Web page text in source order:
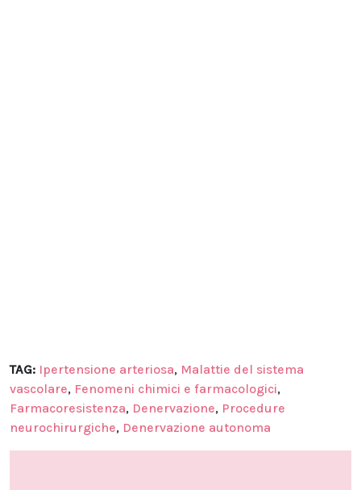
TAG: Ipertensione arteriosa, Malattie del sistema
vascolare, Fenomeni chimici e farmacologici,
Farmacoresistenza, Denervazione, Procedure
neurochirurgiche, Denervazione autonoma